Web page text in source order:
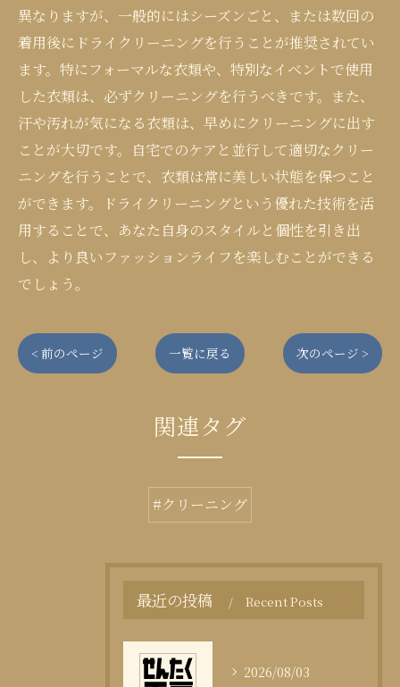
異なりますが、一般的にはシーズンごと、または数回の
着用後にドライクリーニングを行うことが推奨されてい
ます。特にフォーマルな衣類や、特別なイベントで使用
した衣類は、必ずクリーニングを行うべきです。また、
汗や汚れが気になる衣類は、早めにクリーニングに出す
ことが大切です。自宅でのケアと並行して適切なクリー
ニングを行うことで、衣類は常に美しい状態を保つこと
ができます。ドライクリーニングという優れた技術を活
用することで、あなた自身のスタイルと個性を引き出
し、より良いファッションライフを楽しむことができる
でしょう。
< 前のページ 一覧に戻る 次のページ >
関連タグ
#クリーニング
最近の投稿 Recent Posts
2026/08/03